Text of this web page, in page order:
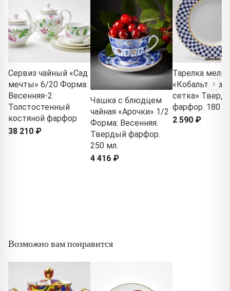
Сервиз чайный «Сад
мечты» 6/20 Форма:
Весенняя-2.
Толстостенный
костяной фарфор
38 210 ₽
Чашка с блюдцем
чайная «Арочки» 1/2
Форма: Весенняя.
Твердый фарфор.
250 мл.
4 416 ₽
Тарелка
«Кобальтовая
сетка»
фарфор. 180
2 590 ₽
Возможно вам понравится